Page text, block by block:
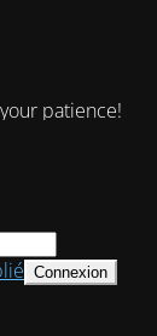
patience!